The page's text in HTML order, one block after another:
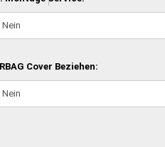
Cover Beziehen: